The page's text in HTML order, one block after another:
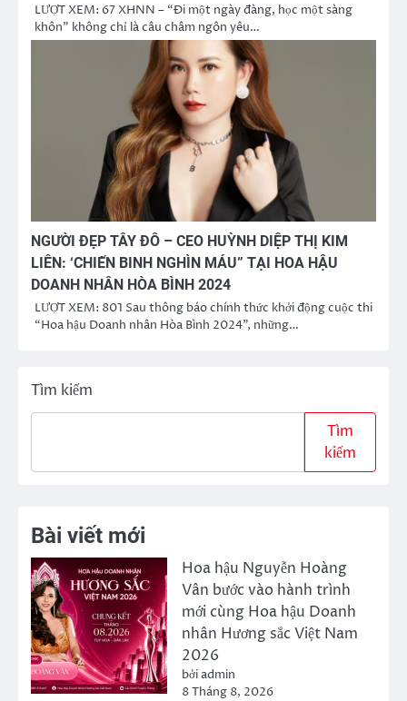
LƯỢT XEM: 67 XHNN – “Đi một ngày đàng, học một sàng
khôn” không chỉ là câu châm ngôn yêu…
NGƯỜI ĐẸP TÂY ĐÔ – CEO HUỲNH DIỆP THỊ KIM
LIÊN: ‘CHIẾN BINH NGHÌN MÁU” TẠI HOA HẬU
DOANH NHÂN HÒA BÌNH 2024
LƯỢT XEM: 801 Sau thông báo chính thức khởi động cuộc thi
“Hoa hậu Doanh nhân Hòa Bình 2024”, những…
Tìm kiếm
Tìm
kiếm
Bài viết mới
Hoa hậu Nguyễn Hoàng
Vân bước vào hành trình
mới cùng Hoa hậu Doanh
nhân Hương sắc Việt Nam
2026
bởi admin
8 Tháng 8, 2026